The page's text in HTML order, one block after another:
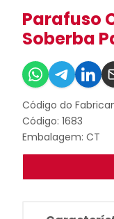
Parafuso
Soberba
Código do
Código: 1683
Embalagem: CT